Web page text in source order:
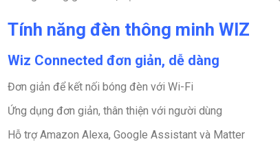
Tính năng đèn thông minh WIZ
Wiz Connected đơn giản, dễ dàng
Đơn giản để kết nối bóng đèn với Wi-Fi
Ứng dụng đơn giản, thân thiện với người dùng
Hỗ trợ Amazon Alexa, Google Assistant và Matter